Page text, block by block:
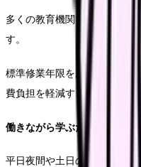
多くの教育機関では、社会人
す。
標準修業年限を超えて計画的
費負担を軽減することが可能
働きながら学ぶための支援体制
平日夜間や土日の開講、オン